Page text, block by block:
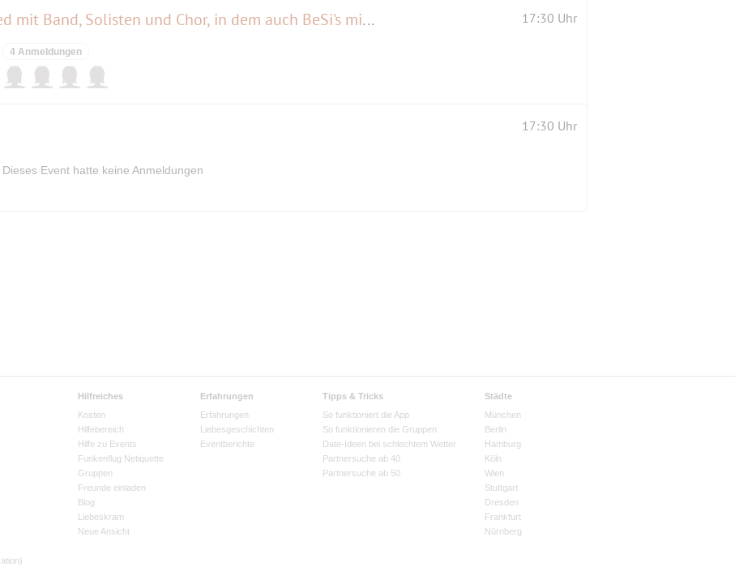
Gospelkonzert Be Encouraged mit Band, Solisten und Chor, in dem auch BeSi's mitsingen! 17:30 Uhr
4 Anmeldungen
17:30 Uhr
Dieses Event hatte keine Anmeldungen
Hilfreiches
Kosten
Hilfebereich
Hilfe zu Events
Funkenflug Netiquette
Gruppen
Freunde einladen
Blog
Liebeskram
Neue Ansicht
Erfahrungen
Erfahrungen
Liebesgeschichten
Eventberichte
Tipps & Tricks
So funktioniert die App
So funktionieren die Gruppen
Date-Ideen bei schlechtem Wetter
Partnersuche ab 40
Partnersuche ab 50
Städte
München
Berlin
Hamburg
Köln
Wien
Stuttgart
Dresden
Frankfurt
Nürnberg